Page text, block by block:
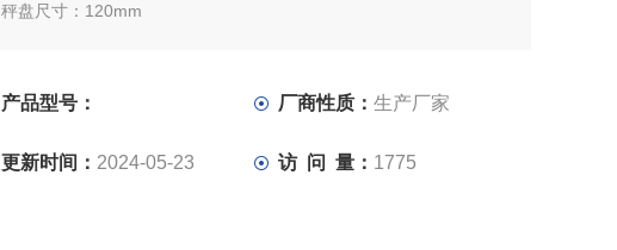
秤盘尺寸：120mm
产品型号： 厂商性质：生产厂家
更新时间： 2024-05-23 访 问 量： 1775